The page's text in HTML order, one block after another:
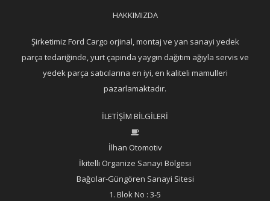
HAKKIMIZDA
Şirketimiz Ford Cargo orjinal, montaj ve yan sanayi yedek
parça tedariğinde, yurt çapında yaygın dağıtım ağıyla servis ve
yedek parça satıcılarına en iyi, en kaliteli mamulleri
pazarlamaktadır.
İLETİŞİM BİLGİLERİ
İlhan Otomotiv
İkitelli Organize Sanayi Bölgesi
Bağcılar-Güngören Sanayi Sitesi
1. Blok No : 3-5